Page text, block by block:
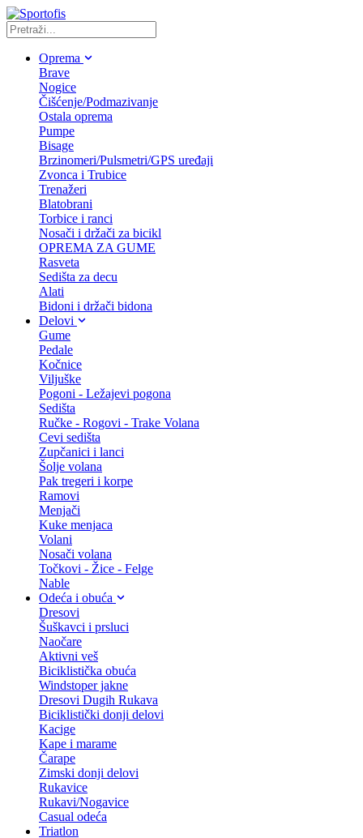
Oprema
Brave
Nogice
Čišćenje/Podmazivanje
Ostala oprema
Pumpe
Bisage
Brzinomeri/Pulsmetri/GPS uređaji
Zvonca i Trubice
Trenažeri
Blatobrani
Torbice i ranci
Nosači i držači za bicikl
OPREMA ZA GUME
Rasveta
Sedišta za decu
Alati
Bidoni i držači bidona
Delovi
Gume
Pedale
Kočnice
Viljuške
Pogoni - Ležajevi pogona
Sedišta
Ručke - Rogovi - Trake Volana
Cevi sedišta
Zupčanici i lanci
Šolje volana
Pak tregeri i korpe
Ramovi
Menjači
Kuke menjaca
Volani
Nosači volana
Točkovi - Žice - Felge
Nable
Odeća i obuća
Dresovi
Šuškavci i prsluci
Naočare
Aktivni veš
Biciklistička obuća
Windstoper jakne
Dresovi Dugih Rukava
Biciklistički donji delovi
Kacige
Kape i marame
Čarape
Zimski donji delovi
Rukavice
Rukavi/Nogavice
Casual odeća
Triatlon